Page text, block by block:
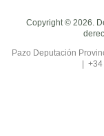
Copyright © 2026.
Pazo Deputación
|